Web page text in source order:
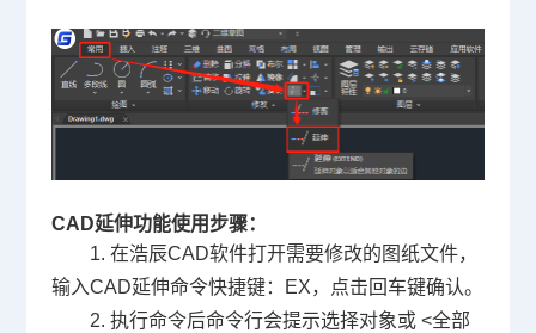
CAD延伸功能使用步骤：
1. 在浩辰CAD软件打开需要修改的图纸文件，
输入CAD延伸命令快捷键：EX，点击回车键确认。
2. 执行命令后命令行会提示选择对象或 <全部